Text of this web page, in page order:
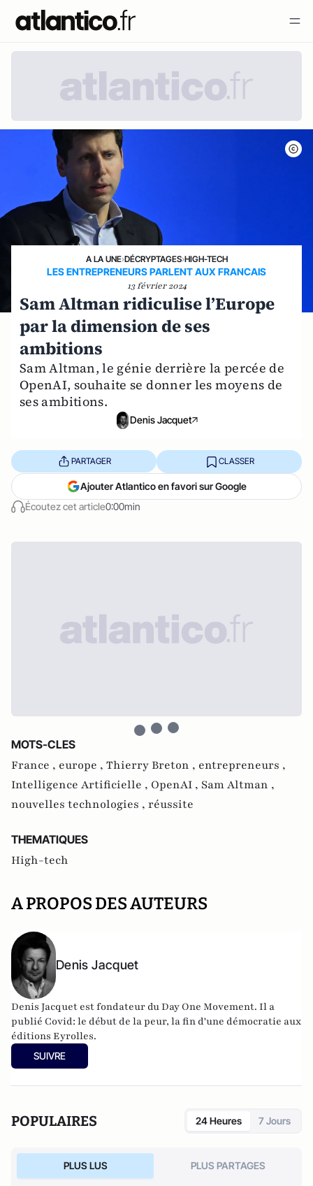
A LA UNE›DÉCRYPTAGES›HIGH-TECH
LES ENTREPRENEURS PARLENT AUX FRANCAIS
13 février 2024
Sam Altman ridiculise l’Europe
par la dimension de ses
ambitions
Sam Altman, le génie derrière la percée de
OpenAI, souhaite se donner les moyens de
ses ambitions.
Denis Jacquet
Écoutez cet article0:00min
PARTAGER CLASSER
Ajouter Atlantico en favori sur Google
MOTS-CLES
France , europe , Thierry Breton , entrepreneurs ,
Intelligence Artificielle , OpenAI , Sam Altman ,
nouvelles technologies , réussite
THEMATIQUES
High-tech
A PROPOS DES AUTEURS
Denis Jacquet
Denis Jacquet est fondateur du Day One Movement. Il a
publié Covid: le début de la peur, la fin d'une démocratie aux
éditions Eyrolles.
SUIVRE
POPULAIRES 24 Heures 7 Jours
PLUS LUS PLUS PARTAGES